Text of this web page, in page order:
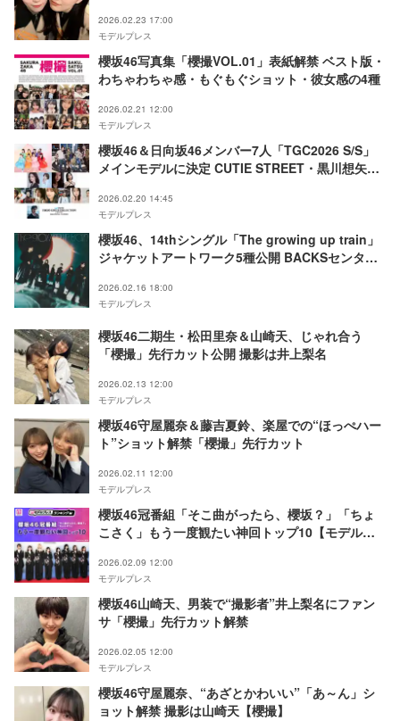
2026.02.23 17:00
モデルプレス
櫻坂46写真集「櫻撮VOL.01」表紙解禁 ベスト版・
わちゃわちゃ感・もぐもぐショット・彼女感の4種
2026.02.21 12:00
モデルプレス
櫻坂46＆⽇向坂46メンバー7人「TGC2026 S/S」
メインモデルに決定 CUTIE STREET・黒川想⽮ら
2026.02.20 14:45
モデルプレス
櫻坂46、14thシングル「The growing up train」
ジャケットアートワーク5種公開 BACKSセンター
2026.02.16 18:00
モデルプレス
櫻坂46二期生・松田里奈＆山崎天、じゃれ合う
「櫻撮」先行カット公開 撮影は井上梨名
2026.02.13 12:00
モデルプレス
櫻坂46守屋麗奈＆藤吉夏鈴、楽屋での“ほっぺハー
ト”ショット解禁「櫻撮」先行カット
2026.02.11 12:00
モデルプレス
櫻坂46冠番組「そこ曲がったら、櫻坂？」「ちょ
こさく」もう一度観たい神回トップ10【モデルプ
2026.02.09 12:00
モデルプレス
櫻坂46山崎天、男装で“撮影者”井上梨名にファン
サ「櫻撮」先行カット解禁
2026.02.05 12:00
モデルプレス
櫻坂46守屋麗奈、“あざとかわいい”「あ～ん」シ
ョット解禁 撮影は山崎天【櫻撮】